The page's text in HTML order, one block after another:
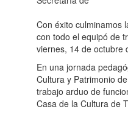
Con éxito culminamos
con todo el equipó de
viernes, 14 de octubre
En una jornada
Cultura y Patrimonio
trabajo arduo de
Casa de la Cultura de